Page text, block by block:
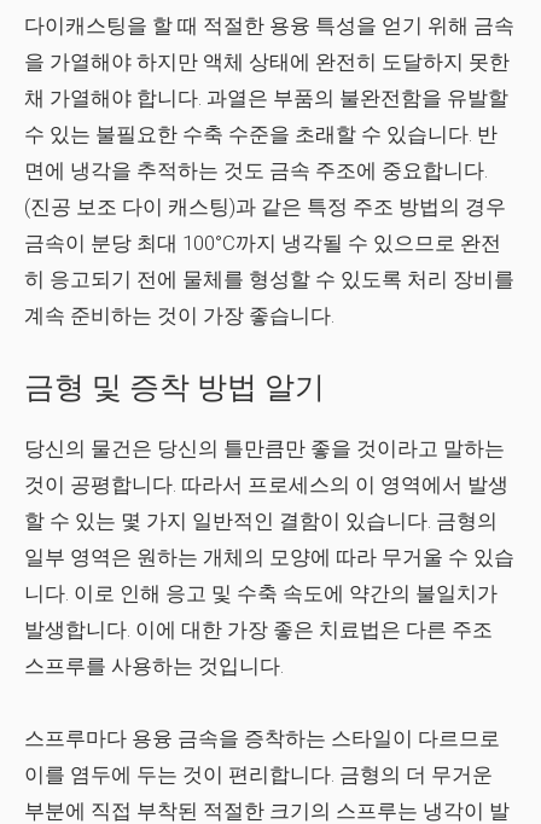
다이캐스팅을 할 때 적절한 용융 특성을 얻기 위해 금속
을 가열해야 하지만 액체 상태에 완전히 도달하지 못한
채 가열해야 합니다. 과열은 부품의 불완전함을 유발할
수 있는 불필요한 수축 수준을 초래할 수 있습니다. 반
면에 냉각을 추적하는 것도 금속 주조에 중요합니다.
(진공 보조 다이 캐스팅)과 같은 특정 주조 방법의 경우
금속이 분당 최대 100°C까지 냉각될 수 있으므로 완전
히 응고되기 전에 물체를 형성할 수 있도록 처리 장비를
계속 준비하는 것이 가장 좋습니다.
금형 및 증착 방법 알기
당신의 물건은 당신의 틀만큼만 좋을 것이라고 말하는
것이 공평합니다. 따라서 프로세스의 이 영역에서 발생
할 수 있는 몇 가지 일반적인 결함이 있습니다. 금형의
일부 영역은 원하는 개체의 모양에 따라 무거울 수 있습
니다. 이로 인해 응고 및 수축 속도에 약간의 불일치가
발생합니다. 이에 대한 가장 좋은 치료법은 다른 주조
스프루를 사용하는 것입니다.
스프루마다 용융 금속을 증착하는 스타일이 다르므로
이를 염두에 두는 것이 편리합니다. 금형의 더 무거운
부분에 직접 부착된 적절한 크기의 스프루는 냉각이 발